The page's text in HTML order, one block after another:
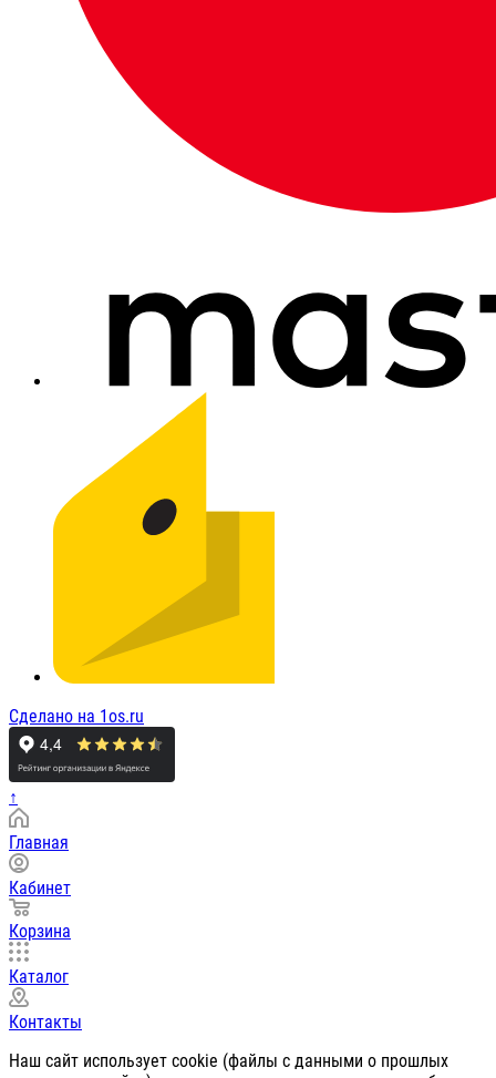
Сделано на 1os.ru
↑
Главная
Кабинет
Корзина
Каталог
Контакты
Наш сайт использует cookie (файлы с данными о прошлых